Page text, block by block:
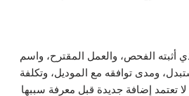
أثبته الفحص، والعمل المقترح، واسم
ومدى توافقه مع الموديل، وتكلفة
لا تعتمد إضافة جديدة قبل معرفة سببها